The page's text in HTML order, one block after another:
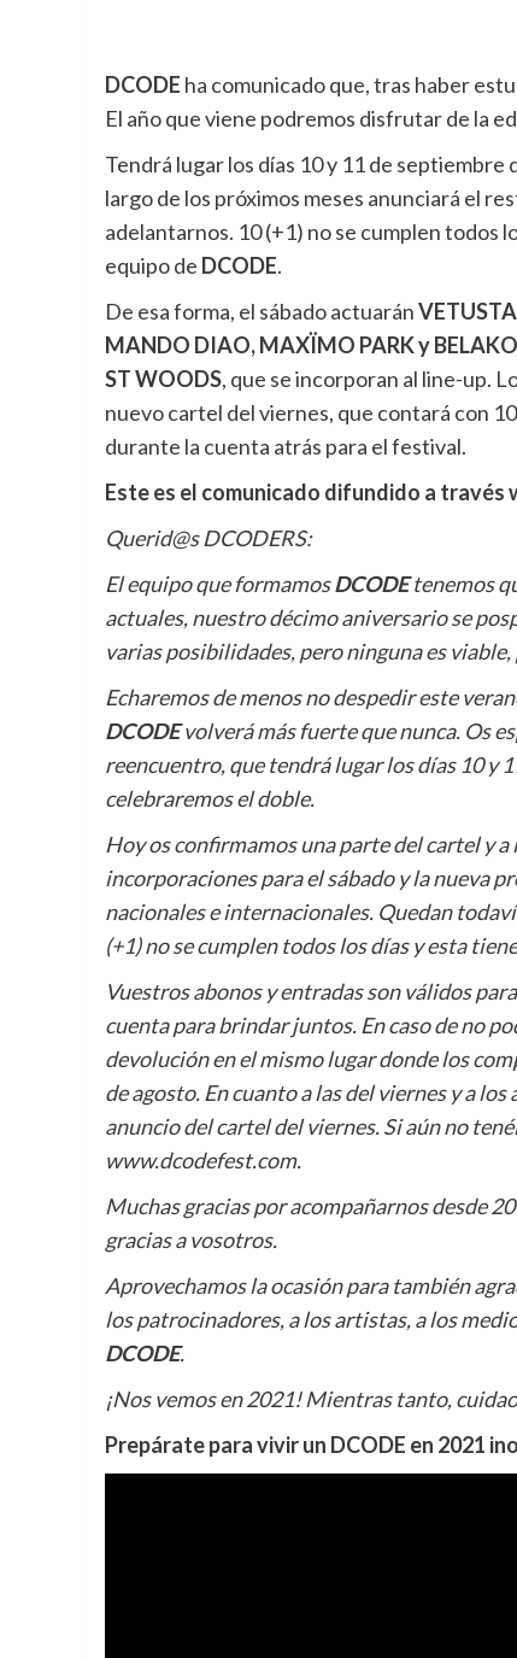
DCODE ha comunicado que, tras haber
El año que viene podremos disfrutar de la
Tendrá lugar los días 10 y 11 de septiembre
largo de los próximos meses anunciará el
adelantarnos. 10 (+1) no se cumplen todos
equipo de DCODE.
De esa forma, el sábado actuarán
MANDO DIAO, MAXÏMO PARK y BELAKO
ST WOODS, que se incorporan al line-up.
nuevo cartel del viernes, que contará con
durante la cuenta atrás para el festival.
Este es el comunicado difundido a través
Querid@s DCODERS:
El equipo que formamosDCODEtenemos
actuales, nuestro décimo aniversario se
varias posibilidades, pero ninguna es
Echaremos de menos no despedir este
DCODEvolverá más fuerte que nunca. Os
reencuentro, que tendrá lugar los días 10 y
celebraremos el doble.
Hoy os confirmamos una parte del cartel y
incorporaciones para el sábado y la nueva
nacionales e internacionales. Quedan
(+1) no se cumplen todos los días y esta
Vuestros abonos y entradas son válidos
cuenta para brindar juntos. En caso de no
devolución en el mismo lugar donde los
de agosto. En cuanto a las del viernes y a
anuncio del cartel del viernes. Si aún no
www.dcodefest.com.
Muchas gracias por acompañarnos desde
gracias a vosotros.
Aprovechamos la ocasión para también
los patrocinadores, a los artistas, a los
DCODE.
¡Nos vemos en 2021! Mientras tanto,
Prepárate para vivir un DCODE en 2021